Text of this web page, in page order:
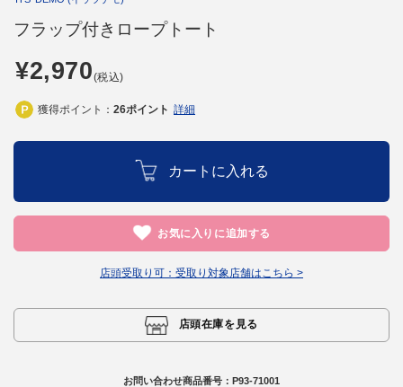
フラップ付きロープトート
¥2,970(税込)
獲得ポイント： 26ポイント 詳細
カートに入れる
お気に入りに追加する
店頭受取り可： 受取り対象店舗はこちら >
店頭在庫を見る
お問い合わせ商品番号： P93-71001